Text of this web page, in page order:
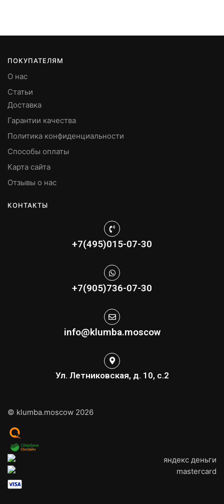
ПОКУПАТЕЛЯМ
О нас
Статьи
Доставка
Гарантии качества
Политика конфиденциальности
Способы оплаты
Карта сайта
Отзывы о нас
КОНТАКТЫ
+7(495)015-07-30
+7(905)736-07-30
info@klumba.moscow
Ул. Летниковская, д. 10, с.2
© klumba.moscow 2026